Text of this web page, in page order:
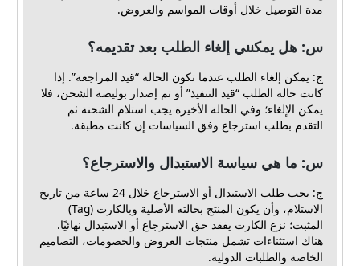
مدة التوصيل خلال أوقات المواسم والعروض.
س: هل يمكنني إلغاء الطلب بعد تقديمه؟
ج: يمكن إلغاء الطلب عندما تكون الحالة “قيد المراجعة”. إذا
كانت حالة الطلب “قيد التنفيذ” أو تم إصدار بوليصة الشحن، فلا
يمكن الإلغاء؛ وفي الحالة الأخيرة يجب استلام الشحنة ثم
التقدم بطلب استرجاع وفق السياسات إن كانت مطبقة.
س: ما هي سياسة الاستبدال والاسترجاع؟
ج: يجب طلب الاستبدال أو الاسترجاع خلال 24 ساعة من تاريخ
الاستلام، وأن يكون المنتج بحالته الأصلية وبالكارت (Tag)
المثبت؛ نزع الكارت يفقد حق الاسترجاع أو الاستبدال نهائيًا.
هناك استثناءات تشمل منتجات العروض والخصومات، التصاميم
الخاصة والطلبات الدولية.